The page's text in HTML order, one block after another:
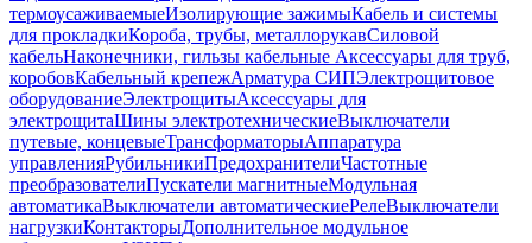
термоусаживаемыеИзолирующие зажимыКабель и системы
для прокладкиКороба, трубы, металлорукавСиловой
кабельНаконечники, гильзы кабельные Аксессуары для труб,
коробовКабельный крепежАрматура СИПЭлектрощитовое
оборудованиеЭлектрощитыАксессуары для
электрощитаШины электротехническиеВыключатели
путевые, концевыеТрансформаторыАппаратура
управленияРубильникиПредохранителиЧастотные
преобразователиПускатели магнитныеМодульная
автоматикаВыключатели автоматическиеРелеВыключатели
нагрузкиКонтакторыДополнительное модульное